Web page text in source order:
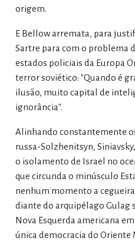
origem.
E Bellow arremata, para
Sartre para com o problema
estados policiais da Europa
terror soviético: "Quando é
ilusão, muito capital de
ignorância".
Alinhando constantemente
russa-Solzhenitsyn,
o isolamento de Israel no
que circunda o minúsculo
nenhum momento a
diante do arquipélago Gulag
Nova Esquerda americana
única democracia do Oriente